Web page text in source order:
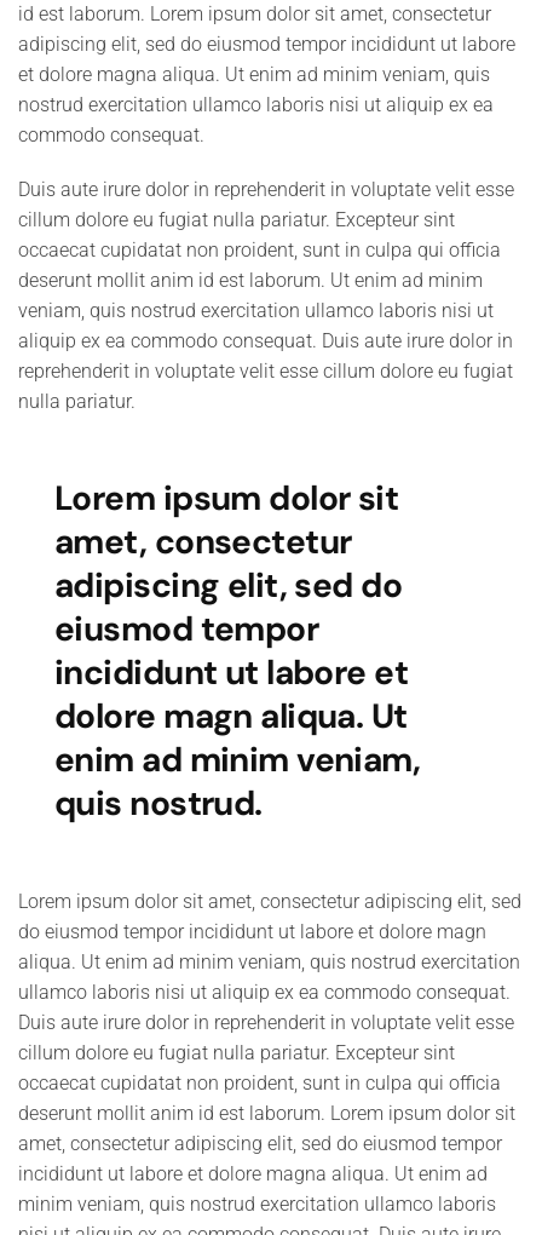
id est laborum. Lorem ipsum dolor sit amet, consectetur
adipiscing elit, sed do eiusmod tempor incididunt ut labore
et dolore magna aliqua. Ut enim ad minim veniam, quis
nostrud exercitation ullamco laboris nisi ut aliquip ex ea
commodo consequat.
Duis aute irure dolor in reprehenderit in voluptate velit esse
cillum dolore eu fugiat nulla pariatur. Excepteur sint
occaecat cupidatat non proident, sunt in culpa qui officia
deserunt mollit anim id est laborum. Ut enim ad minim
veniam, quis nostrud exercitation ullamco laboris nisi ut
aliquip ex ea commodo consequat. Duis aute irure dolor in
reprehenderit in voluptate velit esse cillum dolore eu fugiat
nulla pariatur.
Lorem ipsum dolor sit
amet, consectetur
adipiscing elit, sed do
eiusmod tempor
incididunt ut labore et
dolore magn aliqua. Ut
enim ad minim veniam,
quis nostrud.
Lorem ipsum dolor sit amet, consectetur adipiscing elit, sed
do eiusmod tempor incididunt ut labore et dolore magn
aliqua. Ut enim ad minim veniam, quis nostrud exercitation
ullamco laboris nisi ut aliquip ex ea commodo consequat.
Duis aute irure dolor in reprehenderit in voluptate velit esse
cillum dolore eu fugiat nulla pariatur. Excepteur sint
occaecat cupidatat non proident, sunt in culpa qui officia
deserunt mollit anim id est laborum. Lorem ipsum dolor sit
amet, consectetur adipiscing elit, sed do eiusmod tempor
incididunt ut labore et dolore magna aliqua. Ut enim ad
minim veniam, quis nostrud exercitation ullamco laboris